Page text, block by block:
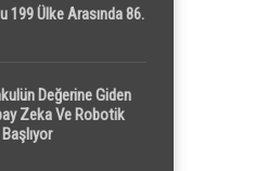
199 Ülke Arasında 86.
Değerine Giden
Zeka Ve Robotik